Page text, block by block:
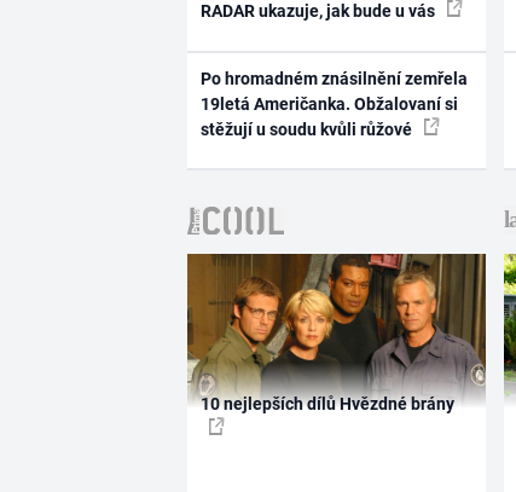
RADAR ukazuje, jak bude u vás
Po hromadném znásilnění zemřela
19letá Američanka. Obžalovaní si
stěžují u soudu kvůli růžové
10 nejlepších dílů Hvězdné brány